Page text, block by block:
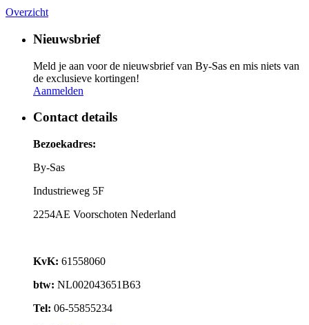
Overzicht
Nieuwsbrief
Meld je aan voor de nieuwsbrief van By-Sas en mis niets van
de exclusieve kortingen!
Aanmelden
Contact details
Bezoekadres:
By-Sas
Industrieweg 5F
2254AE Voorschoten Nederland
KvK: 61558060
btw: NL002043651B63
Tel: 06-55855234